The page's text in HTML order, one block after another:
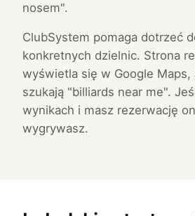
nosem".
ClubSystem pomaga dotrzeć
konkretnych dzielnic. Strona
wyświetla się w Google Maps,
szukają "billiards near me".
wynikach i masz rezerwację
wygrywasz.